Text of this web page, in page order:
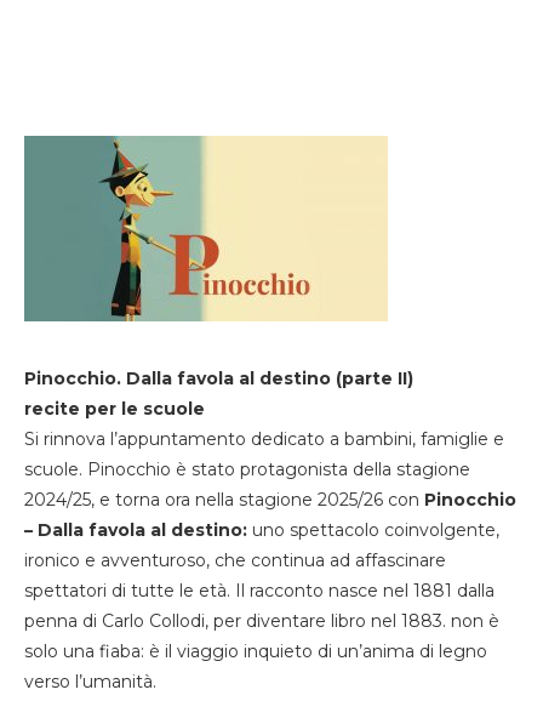
Pinocchio. Dalla favola al destino (parte II)
recite per le scuole
Si rinnova l’appuntamento dedicato a bambini, famiglie e
scuole. Pinocchio è stato protagonista della stagione
2024/25, e torna ora nella stagione 2025/26 con Pinocchio
– Dalla favola al destino: uno spettacolo coinvolgente,
ironico e avventuroso, che continua ad affascinare
spettatori di tutte le età. Il racconto nasce nel 1881 dalla
penna di Carlo Collodi, per diventare libro nel 1883. non è
solo una fiaba: è il viaggio inquieto di un’anima di legno
verso l’umanità.